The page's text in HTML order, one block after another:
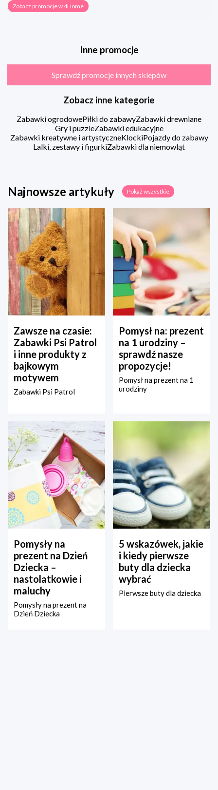
Zobacz promocje w 4Home
Inne promocje
Sprawdź promocje innych sklepów
Zobacz inne kategorie
Zabawki ogrodowePiłki do zabawyZabawki drewniane
Gry i puzzleZabawki edukacyjne
Zabawki kreatywne i artystyczneKlockiPojazdy do zabawy
Lalki, zestawy i figurkiZabawki dla niemowląt
Najnowsze artykuły Pokaż wszystkie
Zawsze na czasie:
Zabawki Psi Patrol
i inne produkty z
bajkowym
motywem
Zabawki Psi Patrol
Pomysł na: prezent
na 1 urodziny –
sprawdź nasze
propozycje!
Pomysł na prezent na 1
urodziny
Pomysły na
prezent na Dzień
Dziecka –
nastolatkowie i
maluchy
Pomysły na prezent na
Dzień Dziecka
5 wskazówek, jakie
i kiedy pierwsze
buty dla dziecka
wybrać
Pierwsze buty dla dziecka